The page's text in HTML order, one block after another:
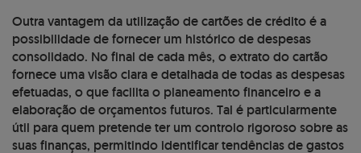
Outra vantagem da utilização de cartões de crédito é a
possibilidade de fornecer um histórico de despesas
consolidado. No final de cada mês, o extrato do cartão
fornece uma visão clara e detalhada de todas as despesas
efetuadas, o que facilita o planeamento financeiro e a
elaboração de orçamentos futuros. Tal é particularmente
útil para quem pretende ter um controlo rigoroso sobre as
suas finanças, permitindo identificar tendências de gastos